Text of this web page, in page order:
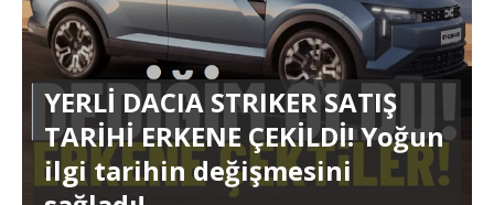
YERLİ DACIA STRIKER SATIŞ
TARİHİ ERKENE ÇEKİLDİ! Yoğun
ilgi tarihin değişmesini